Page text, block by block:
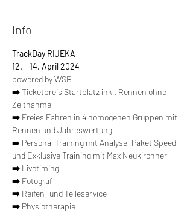
Info
TrackDay RIJEKA
12. - 14. April 2024
powered by WSB
➡️ Ticketpreis Startplatz inkl. Rennen ohne
Zeitnahme
➡️ Freies Fahren in 4 homogenen Gruppen mit
Rennen und Jahreswertung
➡️ Personal Training mit Analyse, Paket Speed
und Exklusive Training mit Max Neukirchner
➡️ Livetiming
➡️ Fotograf
➡️ Reifen- und Teileservice
➡️ Physiotherapie